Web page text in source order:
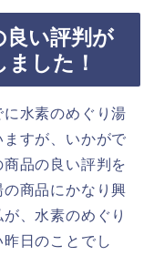
良い評判が
した！
水素のめぐり湯
すが、いかがで
品の良い評判を
商品にかなり興
、水素のめぐり
日のことでし